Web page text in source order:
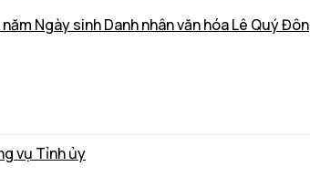
Ngày sinh Danh nhân văn hóa Lê Quý Đôn
vụ Tỉnh ủy